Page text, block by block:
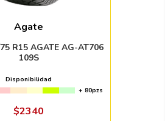
Agate
R15 AGATE AG-AT706
109S
Disponibilidad
+ 80pzs
$2340